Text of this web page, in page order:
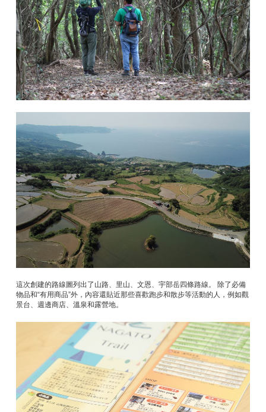
這次創建的路線圖列出了山路、里山、文恩、宇部岳四條路線。 除了必備
物品和“有用商品”外，內容還貼近那些喜歡跑步和散步等活動的人，例如觀
景台、週邊商店、溫泉和露營地。